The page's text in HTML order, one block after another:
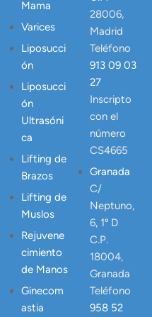
Mama
Varices
Liposucci
ón
Liposucci
ón
Ultrasóni
ca
Lifting de
Brazos
Lifting de
Muslos
Rejuvene
cimiento
de Manos
Ginecom
astia
28006,
Madrid
Teléfono
913 09 03
27
Inscripto
con el
número
CS4665
Granada
C/
Neptuno,
6, 1º D
C.P.
18004,
Granada
Teléfono
958 52